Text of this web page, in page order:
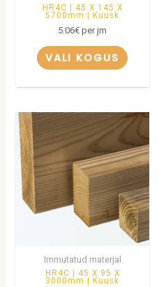
HR4C | 45 X 145 X
5700mm | Kuusk
5.06€ per jm
VALI KOGUS
Immutatud materjal
HR4C | 45 X 95 X
3000mm | Kuusk